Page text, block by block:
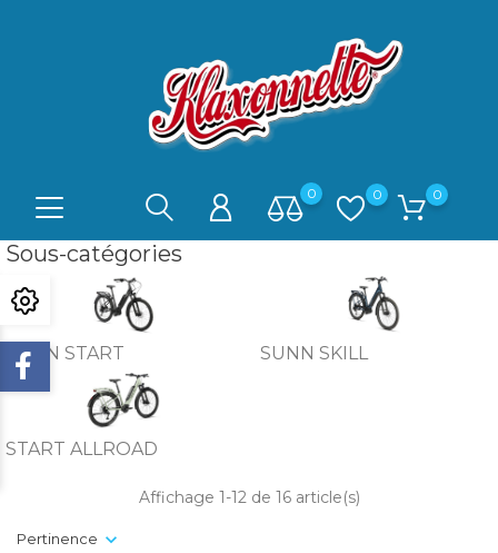
0 0 0
Sous-catégories
SUNN START SUNN SKILL
START ALLROAD
Pertinence
Affichage 1-12 de 16 article(s)